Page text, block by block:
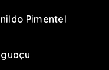
Pimentel